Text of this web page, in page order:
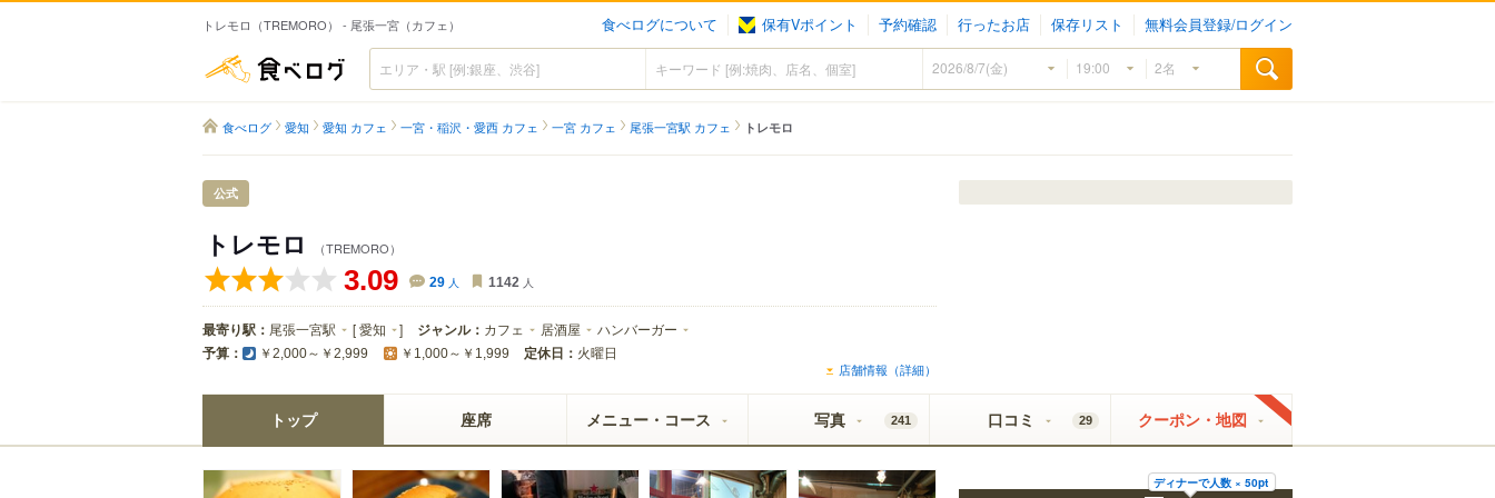
トレモロ（TREMORO） - 尾張一宮（カフェ） 食べログについて 保有Vポイント 予約確認 行ったお店 保存リスト 無料会員登録/ログイン
食べログ
食べログ 愛知 愛知 カフェ 一宮・稲沢・愛西 カフェ 一宮 カフェ 尾張一宮駅 カフェ トレモロ
公式
トレモロ （TREMORO）
3.09 29 人 1142 人
最寄り駅： 尾張一宮駅 [愛知 ] ジャンル： カフェ 居酒屋 ハンバーガー
予算： ￥2,000～￥2,999 ￥1,000～￥1,999 定休日： 火曜日
店舗情報（詳細）
トップ 座席 メニュー・コース 写真 241 口コミ 29 クーポン・地図
ディナーで人数 × 50pt